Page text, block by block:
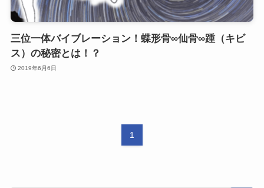
三位一体バイブレーション！蝶形骨∞仙骨∞踵（キビ
ス）の秘密とは！？
2019年6月6日
1